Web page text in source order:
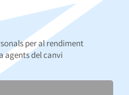
per al rendiment
agents del canvi